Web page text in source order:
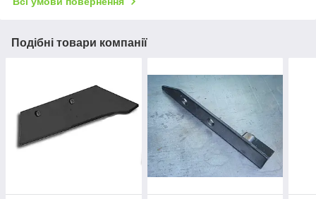
Подібні товари компанії